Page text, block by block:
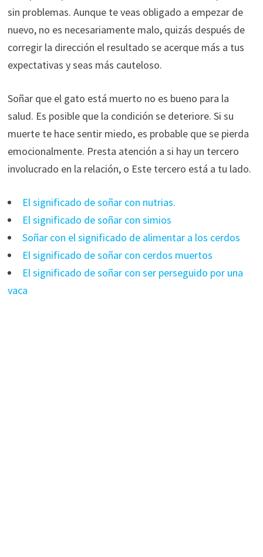
sin problemas. Aunque te veas obligado a empezar de
nuevo, no es necesariamente malo, quizás después de
corregir la dirección el resultado se acerque más a tus
expectativas y seas más cauteloso.
Soñar que el gato está muerto no es bueno para la
salud. Es posible que la condición se deteriore. Si su
muerte te hace sentir miedo, es probable que se pierda
emocionalmente. Presta atención a si hay un tercero
involucrado en la relación, o Este tercero está a tu lado.
El significado de soñar con nutrias.
El significado de soñar con simios
Soñar con el significado de alimentar a los cerdos
El significado de soñar con cerdos muertos
El significado de soñar con ser perseguido por una
vaca